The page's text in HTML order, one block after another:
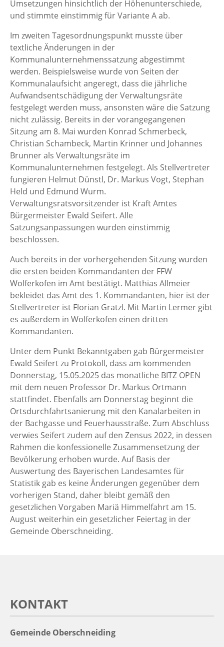
Umsetzungen hinsichtlich der Höhenunterschiede,
und stimmte einstimmig für Variante A ab.
Im zweiten Tagesordnungspunkt musste über
textliche Änderungen in der
Kommunalunternehmenssatzung abgestimmt
werden. Beispielsweise wurde von Seiten der
Kommunalaufsicht angeregt, dass die jährliche
Aufwandsentschädigung der Verwaltungsräte
festgelegt werden muss, ansonsten wäre die Satzung
nicht zulässig. Bereits in der vorangegangenen
Sitzung am 8. Mai wurden Konrad Schmerbeck,
Christian Schambeck, Martin Krinner und Johannes
Brunner als Verwaltungsräte im
Kommunalunternehmen festgelegt. Als Stellvertreter
fungieren Helmut Dünstl, Dr. Markus Vogt, Stephan
Held und Edmund Wurm.
Verwaltungsratsvorsitzender ist Kraft Amtes
Bürgermeister Ewald Seifert. Alle
Satzungsanpassungen wurden einstimmig
beschlossen.
Auch bereits in der vorhergehenden Sitzung wurden
die ersten beiden Kommandanten der FFW
Wolferkofen im Amt bestätigt. Matthias Allmeier
bekleidet das Amt des 1. Kommandanten, hier ist der
Stellvertreter ist Florian Gratzl. Mit Martin Lermer gibt
es außerdem in Wolferkofen einen dritten
Kommandanten.
Unter dem Punkt Bekanntgaben gab Bürgermeister
Ewald Seifert zu Protokoll, dass am kommenden
Donnerstag, 15.05.2025 das monatliche BITZ OPEN
mit dem neuen Professor Dr. Markus Ortmann
stattfindet. Ebenfalls am Donnerstag beginnt die
Ortsdurchfahrtsanierung mit den Kanalarbeiten in
der Bachgasse und Feuerhausstraße. Zum Abschluss
verwies Seifert zudem auf den Zensus 2022, in dessen
Rahmen die konfessionelle Zusammensetzung der
Bevölkerung erhoben wurde. Auf Basis der
Auswertung des Bayerischen Landesamtes für
Statistik gab es keine Änderungen gegenüber dem
vorherigen Stand, daher bleibt gemäß den
gesetzlichen Vorgaben Mariä Himmelfahrt am 15.
August weiterhin ein gesetzlicher Feiertag in der
Gemeinde Oberschneiding.
KONTAKT
Gemeinde Oberschneiding